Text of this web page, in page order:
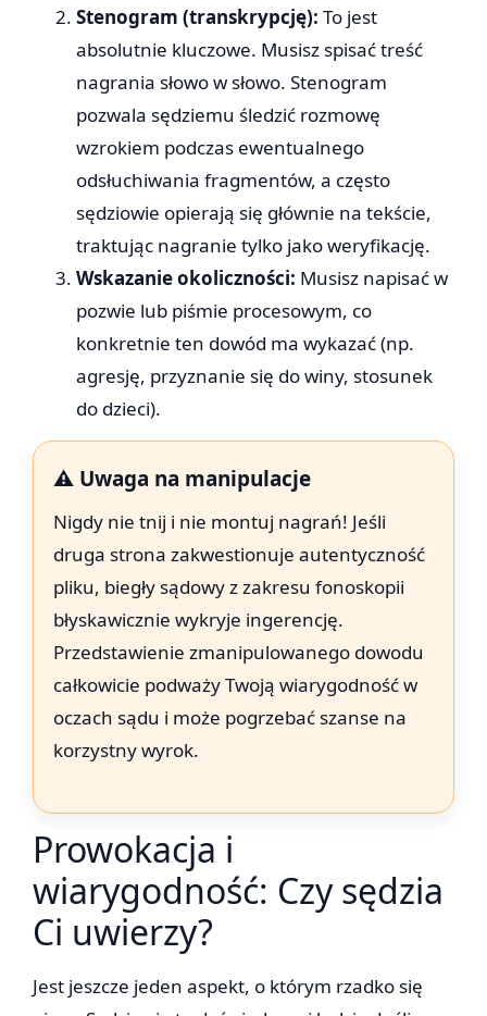
Stenogram (transkrypcję): To jest
absolutnie kluczowe. Musisz spisać treść
nagrania słowo w słowo. Stenogram
pozwala sędziemu śledzić rozmowę
wzrokiem podczas ewentualnego
odsłuchiwania fragmentów, a często
sędziowie opierają się głównie na tekście,
traktując nagranie tylko jako weryfikację.
Wskazanie okoliczności: Musisz napisać w
pozwie lub piśmie procesowym, co
konkretnie ten dowód ma wykazać (np.
agresję, przyznanie się do winy, stosunek
do dzieci).
⚠️ Uwaga na manipulacje
Nigdy nie tnij i nie montuj nagrań! Jeśli
druga strona zakwestionuje autentyczność
pliku, biegły sądowy z zakresu fonoskopii
błyskawicznie wykryje ingerencję.
Przedstawienie zmanipulowanego dowodu
całkowicie podważy Twoją wiarygodność w
oczach sądu i może pogrzebać szanse na
korzystny wyrok.
Prowokacja i
wiarygodność: Czy sędzia
Ci uwierzy?
Jest jeszcze jeden aspekt, o którym rzadko się